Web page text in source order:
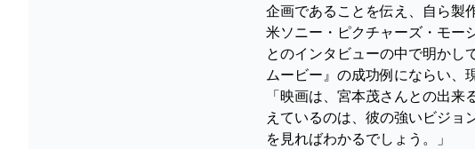
企画であることを伝え、自ら製
米ソニー・ピクチャーズ・モー
とのインタビューの中で明かし
ムービー』の成功例にならい、
「映画は、宮本茂さんとの出
えているのは、彼の強いビジ
を見ればわかるでしょう。」